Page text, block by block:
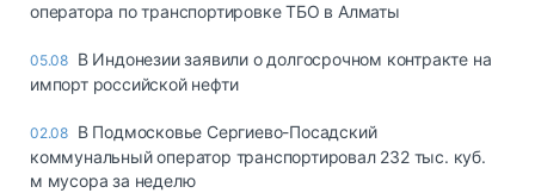
оператора по транспортировке ТБО в Алматы
05.08 В Индонезии заявили о долгосрочном контракте на
импорт российской нефти
02.08 В Подмосковье Сергиево-Посадский
коммунальный оператор транспортировал 232 тыс. куб.
м мусора за неделю